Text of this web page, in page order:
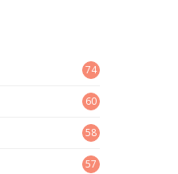
74
60
58
57